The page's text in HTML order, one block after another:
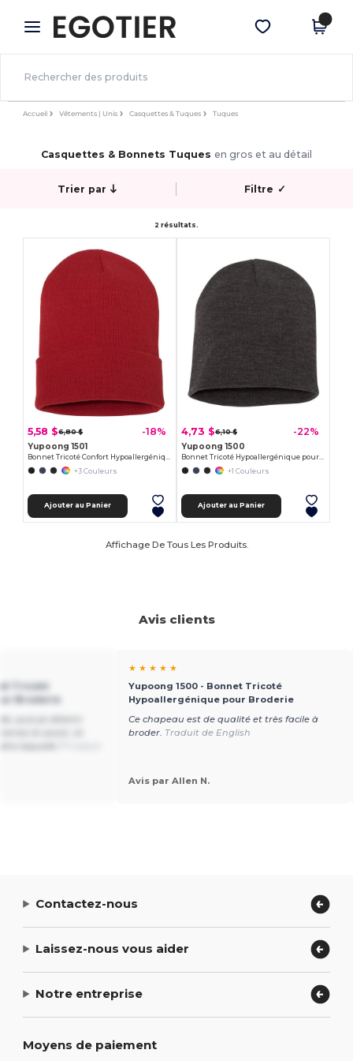
× Appli Egotier
Meilleurs prix sur l’app !
Obtenir l'appli
Accueil Vêtements | Unis Casquettes & Tuques Tuques
Casquettes & Bonnets Tuques en gros et au détail
Trier par Filtre ✓
2 résultats.
5,58 $6,80 $ -18%
Yupoong 1501
+3 Couleurs
Ajouter au Panier
4,73 $6,10 $ -22%
Yupoong 1500
+1 Couleurs
Ajouter au Panier
Affichage De Tous Les Produits.
Avis clients
Tricoté
★ ★ ★ ★ ★
Yupoong 1500 - Bonnet Tricoté
Hypoallergénique pour Broderie
Ce chapeau est de qualité et très facile à
broder. Traduit de English
Avis par Allen N.
Contactez-nous
Laissez-nous vous aider
Notre entreprise
Moyens de paiement